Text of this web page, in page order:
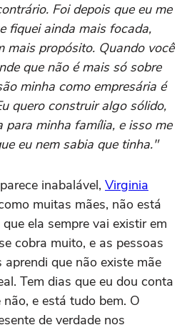
Foi depois que eu me
fiquei ainda mais focada,
mais propósito. Quando você
que não é mais só sobre
minha como empresária é
quero construir algo sólido,
para minha família, e isso me
eu nem sabia que tinha."
inabalável, Virginia
muitas mães, não está
ela sempre vai existir em
cobra muito, e as pessoas
que não existe mãe
Tem dias que eu dou conta
e está tudo bem. O
de verdade nos